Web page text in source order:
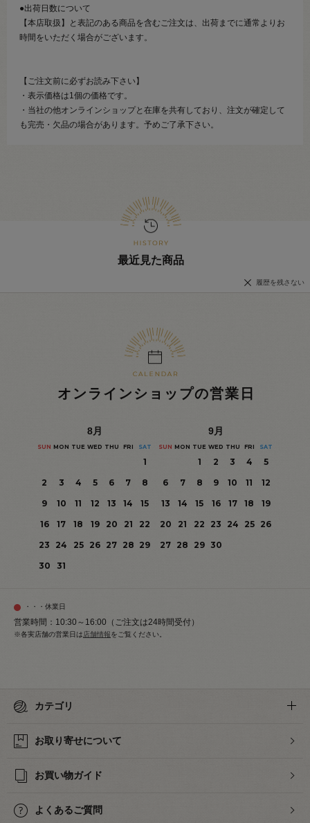
●出荷日数について
【本店取扱】と表記のある商品を含むご注文は、出荷までに通常よりお
時間をいただく場合がございます。
【ご注文前に必ずお読み下さい】
・表示価格は1個の価格です。
・当社の他オンラインショップと在庫を共有しており、注文が確定して
も完売・欠品の場合があります。予めご了承下さい。
最近見た商品
履歴を残さない
オンラインショップの営業日
8月
SUN MON TUE WED THU FRI SAT
1
2
3 4 5 6 7
8
9
10 11 12 13 14
15
16
17 18 19 20 21
22
23
24 25 26 27 28 29
30
31
9月
SUN MON TUE WED THU FRI SAT
1 2 3 4
5
6
7 8 9 10 11
12
13
14 15 16 17 18
19
20
21 22 23 24 25
26
27 28 29 30
・・・休業日
営業時間：10:30～16:00（ご注文は24時間受付）
※各実店舗の営業日は店舗情報をご覧ください。
カテゴリ
お取り寄せについて
お買い物ガイド
よくあるご質問